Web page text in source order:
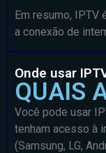
Em resumo,
a conexão de
Onde usar
QUAIS
Você pode usar
tenham acesso à
(Samsung, LG,